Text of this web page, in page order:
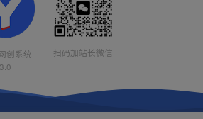
创系统
3.0
扫码加站长微信